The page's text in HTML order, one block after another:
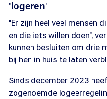
'logeren'
"Er zijn heel veel mensen
en die iets willen doen",
kunnen besluiten om drie
bij hen in huis te laten
Sinds december 2023
zogenoemde